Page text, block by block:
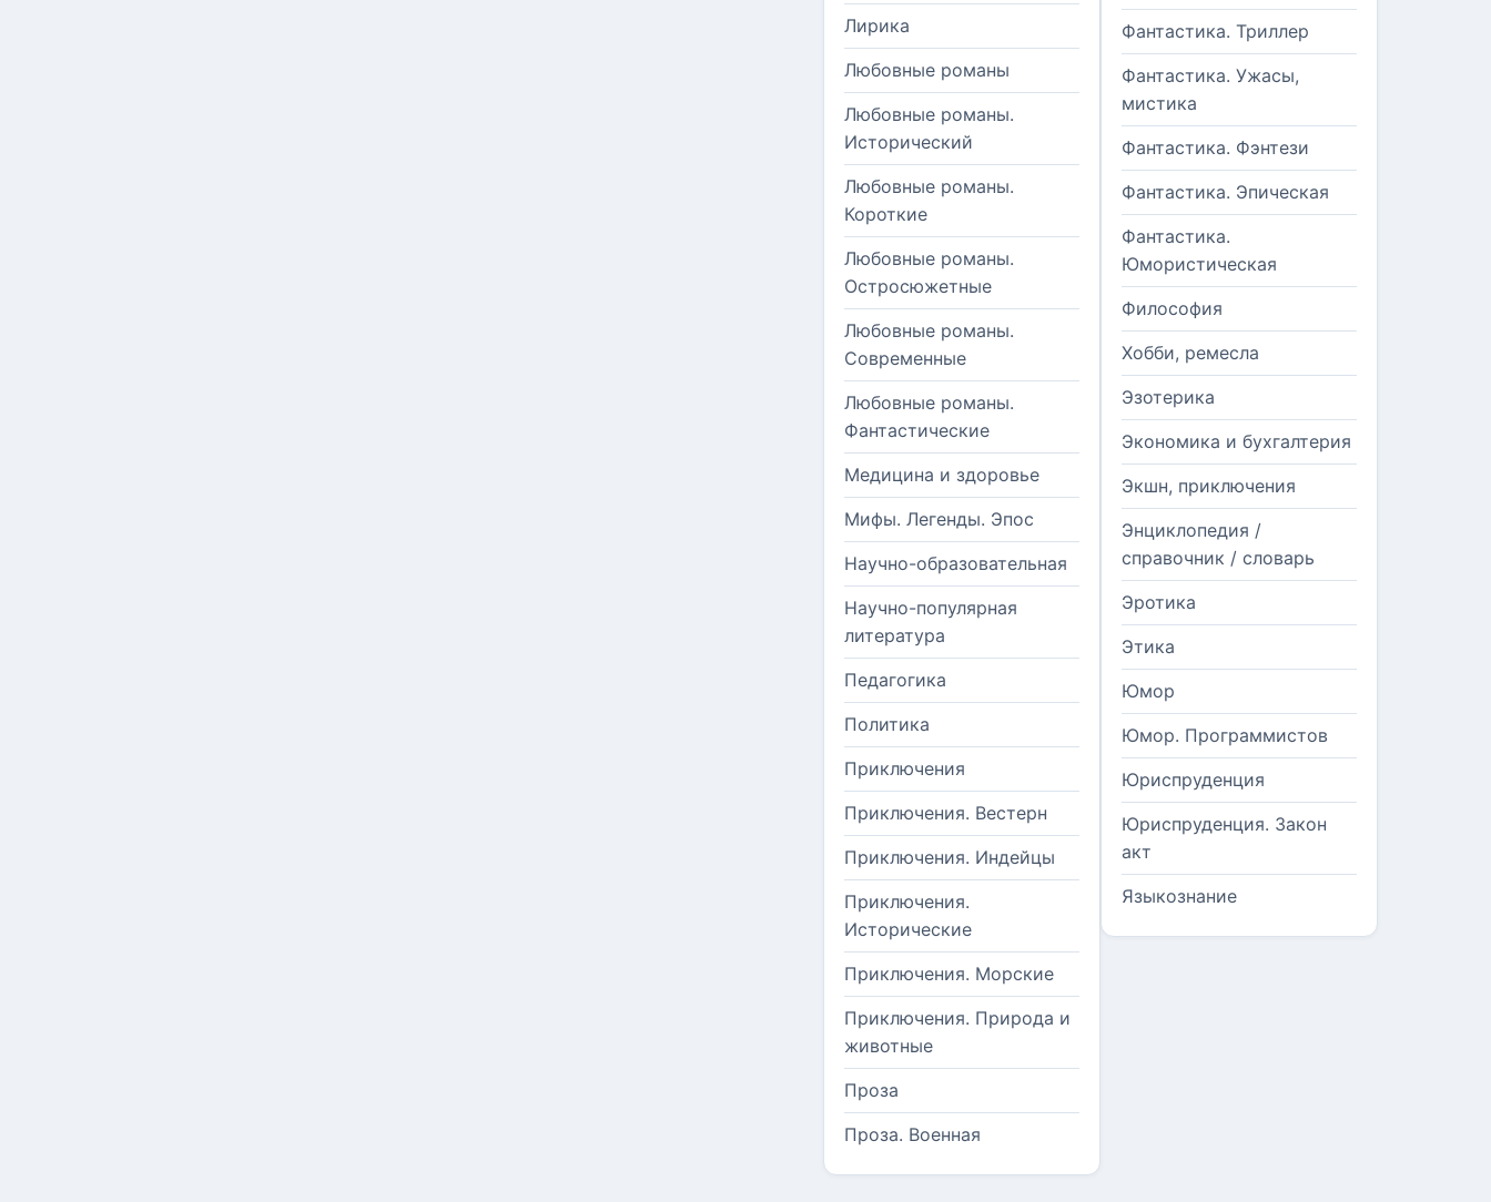
Лирика
Любовные романы
Любовные романы.
Исторический
Любовные романы.
Короткие
Любовные романы.
Остросюжетные
Любовные романы.
Современные
Любовные романы.
Фантастические
Медицина и здоровье
Мифы. Легенды. Эпос
Научно-образовательная
Научно-популярная
литература
Педагогика
Политика
Приключения
Приключения. Вестерн
Приключения. Индейцы
Приключения.
Исторические
Приключения. Морские
Приключения. Природа и
животные
Проза
Проза. Военная
Фантастика. Триллер
Фантастика. Ужасы,
мистика
Фантастика. Фэнтези
Фантастика. Эпическая
Фантастика.
Юмористическая
Философия
Хобби, ремесла
Эзотерика
Экономика и бухгалтерия
Экшн, приключения
Энциклопедия /
справочник / словарь
Эротика
Этика
Юмор
Юмор. Программистов
Юриспруденция
Юриспруденция. Закон
акт
Языкознание